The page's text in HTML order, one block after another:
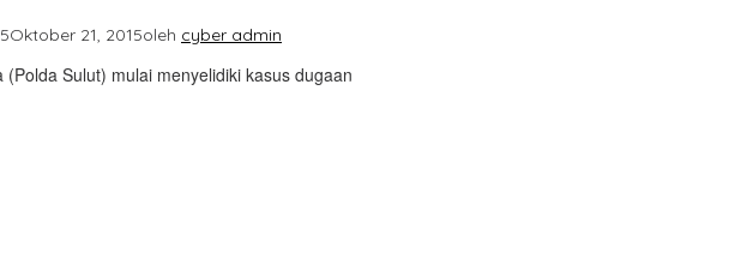
Oktober 21, 2015oleh cyber admin
Sulut) mulai menyelidiki kasus dugaan